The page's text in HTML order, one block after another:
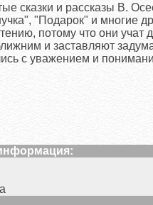
сказки и рассказы В.
"Подарок" и многие
потому что они учат
и заставляют
с уважением и